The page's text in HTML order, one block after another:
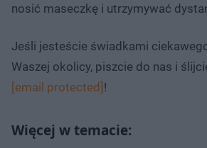
nosić maseczkę i utrzymywać
Jeśli jesteście świadkami
Waszej okolicy, piszcie do nas i
[email protected] !